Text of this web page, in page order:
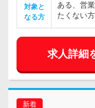
対象と
なる方
ある、営
たくない
求人詳細